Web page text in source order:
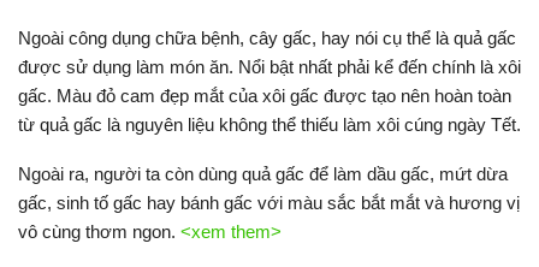
Ngoài công dụng chữa bệnh, cây gấc, hay nói cụ thể là quả gấc
được sử dụng làm món ăn. Nổi bật nhất phải kể đến chính là xôi
gấc. Màu đỏ cam đẹp mắt của xôi gấc được tạo nên hoàn toàn
từ quả gấc là nguyên liệu không thể thiếu làm xôi cúng ngày Tết.
Ngoài ra, người ta còn dùng quả gấc để làm dầu gấc, mứt dừa
gấc, sinh tố gấc hay bánh gấc với màu sắc bắt mắt và hương vị
vô cùng thơm ngon. <xem them>